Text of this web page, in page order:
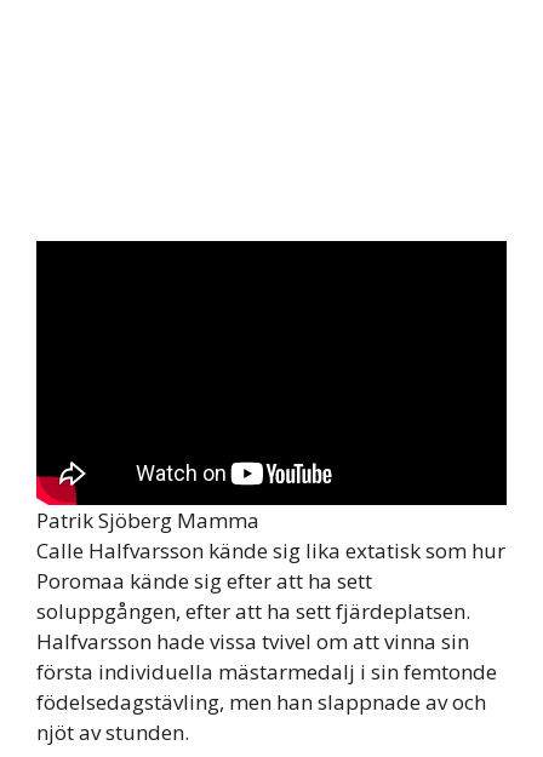
Patrik Sjöberg Mamma
Calle Halfvarsson kände sig lika extatisk som hur
Poromaa kände sig efter att ha sett
soluppgången, efter att ha sett fjärdeplatsen.
Halfvarsson hade vissa tvivel om att vinna sin
första individuella mästarmedalj i sin femtonde
födelsedagstävling, men han slappnade av och
njöt av stunden.